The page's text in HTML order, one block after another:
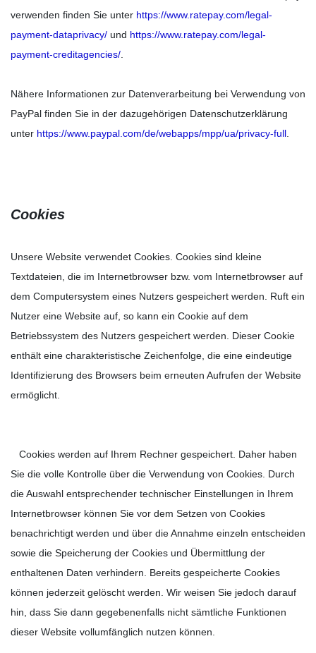
verwenden finden Sie unter https://www.ratepay.com/legal-
payment-dataprivacy/ und https://www.ratepay.com/legal-
payment-creditagencies/
Nähere Informationen zur Datenverarbeitung bei Verwendung von
PayPal finden Sie in der dazugehörigen Datenschutzerklärung
unter https://www.paypal.com/de/webapps/mpp/ua/privacy-full
Cookies
Unsere Website verwendet Cookies. Cookies sind kleine
Textdateien, die im Internetbrowser bzw. vom Internetbrowser auf
dem Computersystem eines Nutzers gespeichert werden. Ruft ein
Nutzer eine Website auf, so kann ein Cookie auf dem
Betriebssystem des Nutzers gespeichert werden. Dieser Cookie
enthält eine charakteristische Zeichenfolge, die eine eindeutige
Identifizierung des Browsers beim erneuten Aufrufen der Website
ermöglicht.
Cookies werden auf Ihrem Rechner gespeichert. Daher haben
Sie die volle Kontrolle über die Verwendung von Cookies. Durch
die Auswahl entsprechender technischer Einstellungen in Ihrem
Internetbrowser können Sie vor dem Setzen von Cookies
benachrichtigt werden und über die Annahme einzeln entscheiden
sowie die Speicherung der Cookies und Übermittlung der
enthaltenen Daten verhindern. Bereits gespeicherte Cookies
können jederzeit gelöscht werden. Wir weisen Sie jedoch darauf
hin, dass Sie dann gegebenenfalls nicht sämtliche Funktionen
dieser Website vollumfänglich nutzen können.